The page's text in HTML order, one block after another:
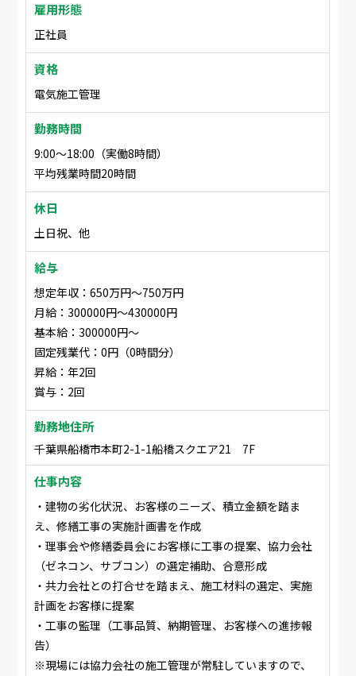
雇用形態
正社員
資格
電気施工管理
勤務時間
9:00〜18:00（実働8時間）
平均残業時間20時間
休日
土日祝、他
給与
想定年収：650万円〜750万円
月給：300000円〜430000円
基本給：300000円〜
固定残業代：0円（0時間分）
昇給：年2回
賞与：2回
勤務地住所
千葉県船橋市本町2-1-1船橋スクエア21 7F
仕事内容
・建物の劣化状況、お客様のニーズ、積立金額を踏ま
え、修繕工事の実施計画書を作成
・理事会や修繕委員会にお客様に工事の提案、協力会社
（ゼネコン、サブコン）の選定補助、合意形成
・共力会社との打合せを踏まえ、施工材料の選定、実施
計画をお客様に提案
・工事の監理（工事品質、納期管理、お客様への進捗報
告）
※現場には協力会社の施工管理が常駐していますので、